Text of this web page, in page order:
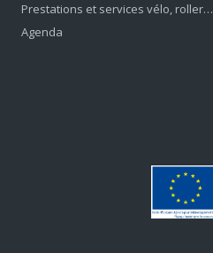
Prestations et services vélo, roller…
Agenda